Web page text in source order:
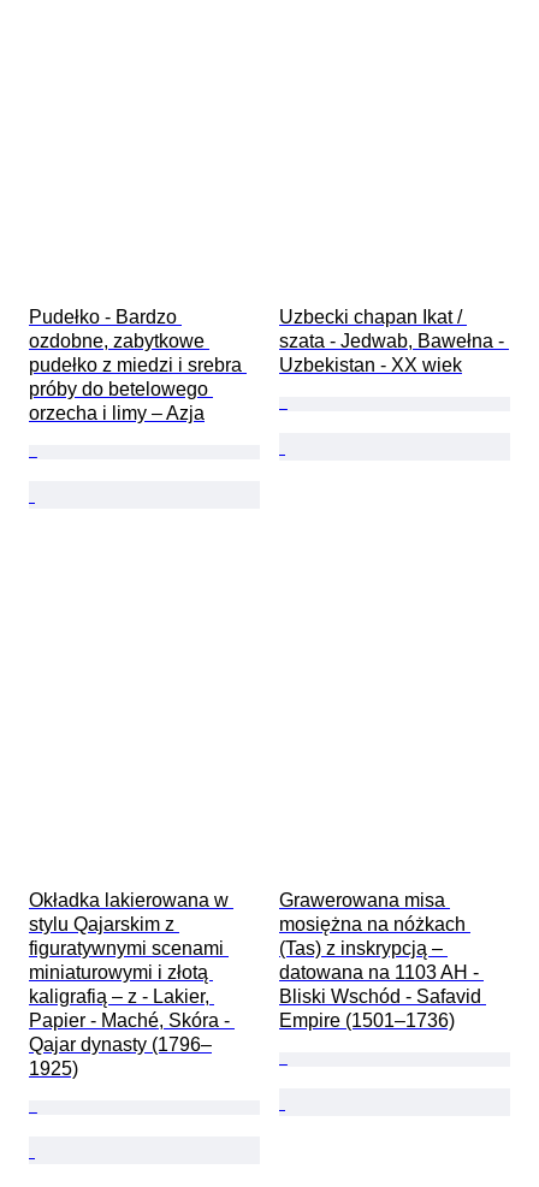
Pudełko - Bardzo
ozdobne, zabytkowe
pudełko z miedzi i srebra
próby do betelowego
orzecha i limy – Azja
Uzbecki chapan Ikat /
szata - Jedwab, Bawełna -
Uzbekistan - XX wiek
Okładka lakierowana w
stylu Qajarskim z
figuratywnymi scenami
miniaturowymi i złotą
kaligrafią – z - Lakier,
Papier - Maché, Skóra -
Qajar dynasty (1796–
1925)
Grawerowana misa
mosiężna na nóżkach
(Tas) z inskrypcją –
datowana na 1103 AH -
Bliski Wschód - Safavid
Empire (1501–1736)